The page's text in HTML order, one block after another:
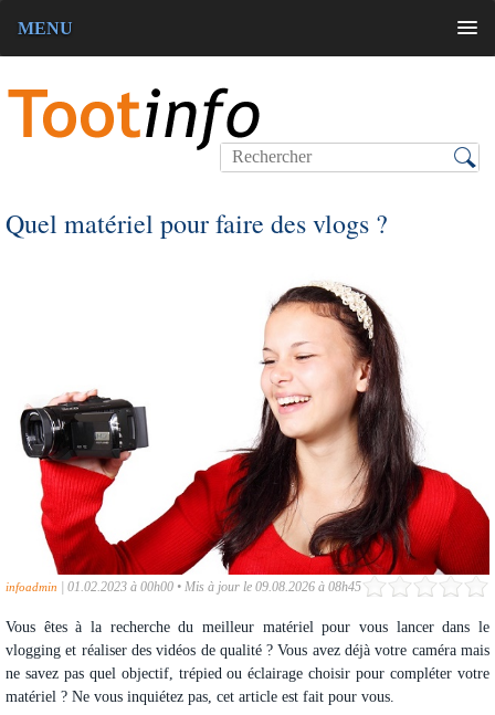
MENU
Quel matériel pour faire des vlogs ?
infoadmin | 01.02.2023 à 00h00 • Mis à jour le 09.08.2026 à 08h45
Vous êtes à la recherche du meilleur matériel pour vous lancer dans le
vlogging et réaliser des vidéos de qualité ? Vous avez déjà votre caméra mais
ne savez pas quel objectif, trépied ou éclairage choisir pour compléter votre
matériel ? Ne vous inquiétez pas, cet article est fait pour vous.